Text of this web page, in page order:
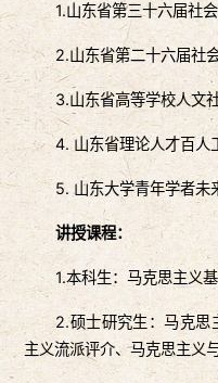
1.山东省第三十六届社
2.山东省第二十六届社
3.山东省高等学校人文
4. 山东省理论人才百人
5. 山东大学青年学者未
讲授课程：
1.本科生：马克思主义
2.硕士研究生：马克思
主义流派评介、马克思主义